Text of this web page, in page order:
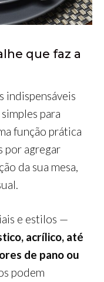
que faz a
indispensáveis
para
função prática
por agregar
da sua mesa,
e estilos —
acrílico, até
de pano ou
podem